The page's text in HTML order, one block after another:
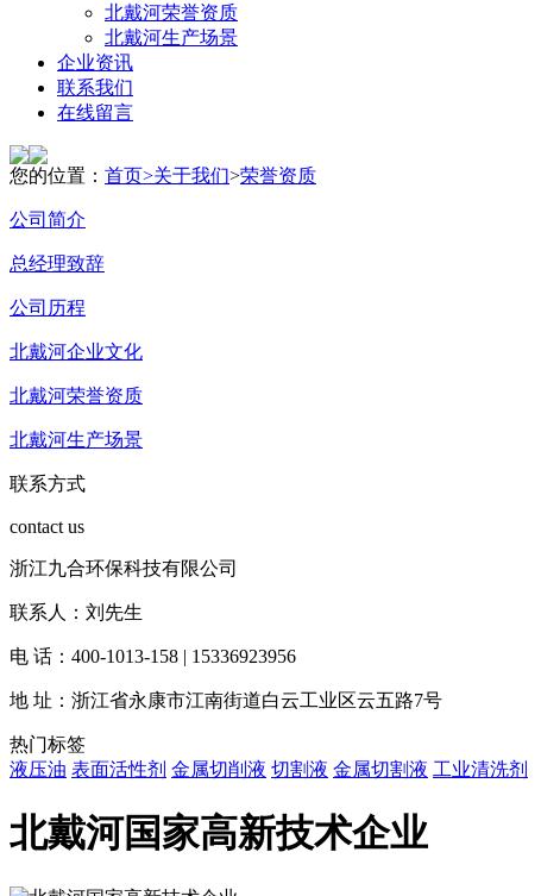
北戴河荣誉资质
北戴河生产场景
企业资讯
联系我们
在线留言
您的位置： 首页>关于我们>荣誉资质
公司简介
总经理致辞
公司历程
北戴河企业文化
北戴河荣誉资质
北戴河生产场景
联系方式
contact us
浙江九合环保科技有限公司
联系人：刘先生
电 话：400-1013-158 | 15336923956
地 址：浙江省永康市江南街道白云工业区云五路7号
热门标签
液压油 表面活性剂 金属切削液 切割液 金属切割液 工业清洗剂
北戴河国家高新技术企业